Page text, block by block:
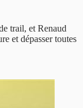
trail, et Renaud
et dépasser toutes